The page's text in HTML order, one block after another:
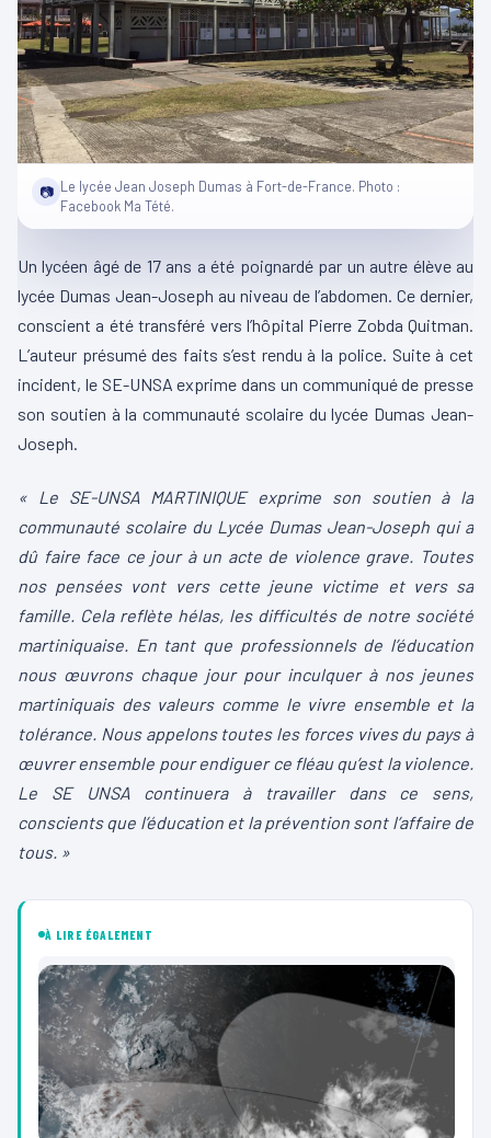
📷 Le lycée Jean Joseph Dumas à Fort-de-France. Photo :
Facebook Ma Tété.
Un lycéen âgé de 17 ans a été poignardé par un autre élève au
lycée Dumas Jean-Joseph au niveau de l’abdomen. Ce dernier,
conscient a été transféré vers l’hôpital Pierre Zobda Quitman.
L’auteur présumé des faits s’est rendu à la police. Suite à cet
incident, le SE-UNSA exprime dans un communiqué de presse
son soutien à la communauté scolaire du lycée Dumas Jean-
Joseph.
« Le SE-UNSA MARTINIQUE exprime son soutien à la
communauté scolaire du Lycée Dumas Jean-Joseph qui a
dû faire face ce jour à un acte de violence grave. Toutes
nos pensées vont vers cette jeune victime et vers sa
famille. Cela reflète hélas, les difficultés de notre société
martiniquaise. En tant que professionnels de l’éducation
nous œuvrons chaque jour pour inculquer à nos jeunes
martiniquais des valeurs comme le vivre ensemble et la
tolérance. Nous appelons toutes les forces vives du pays à
œuvrer ensemble pour endiguer ce fléau qu’est la violence.
Le SE UNSA continuera à travailler dans ce sens,
conscients que l’éducation et la prévention sont l’affaire de
tous. »
À LIRE ÉGALEMENT